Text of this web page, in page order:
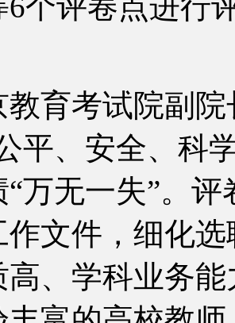
考试院副院
平、安全、科
万无一失”。
作文件，细化
高、学科业务